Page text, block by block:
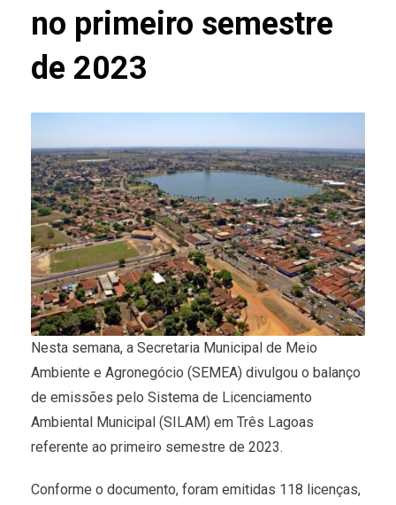
no primeiro semestre
de 2023
Nesta semana, a Secretaria Municipal de Meio
Ambiente e Agronegócio (SEMEA) divulgou o balanço
de emissões pelo Sistema de Licenciamento
Ambiental Municipal (SILAM) em Três Lagoas
referente ao primeiro semestre de 2023.
Conforme o documento, foram emitidas 118 licenças,